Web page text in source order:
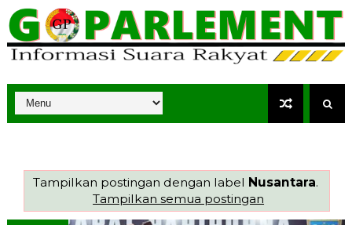
Tampilkan postingan dengan label Nusantara.
Tampilkan semua postingan